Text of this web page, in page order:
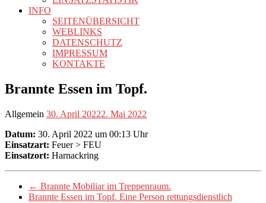
INFO
SEITENÜBERSICHT
WEBLINKS
DATENSCHUTZ
IMPRESSUM
KONTAKTE
Brannte Essen im Topf.
Allgemein 30. April 20222. Mai 2022
Datum: 30. April 2022 um 00:13 Uhr
Einsatzart: Feuer > FEU
Einsatzort: Harnackring
← Brannte Mobiliar im Treppenraum.
Brannte Essen im Topf. Eine Person rettungsdienstlich